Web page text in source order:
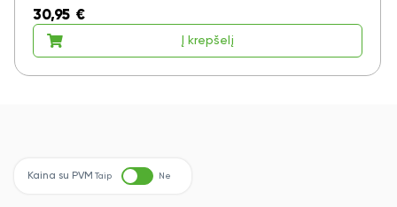
30,95 €
Į krepšelį
Kaina su PVM Taip Ne
Taip